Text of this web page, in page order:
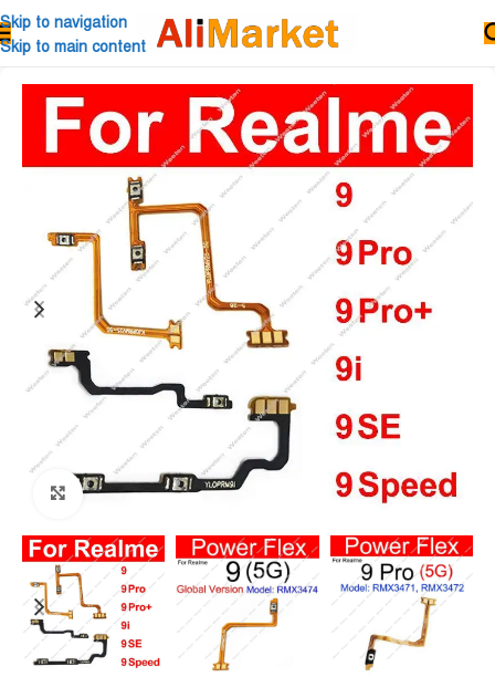
Skip to navigation
Skip to main content
Click to enlarge